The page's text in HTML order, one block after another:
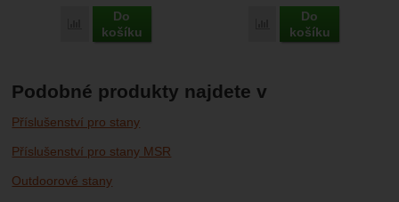
Porovnat
Do
košíku
Porovnat
Do
košíku
Podobné produkty najdete v
Příslušenství pro stany
Příslušenství pro stany MSR
Outdoorové stany